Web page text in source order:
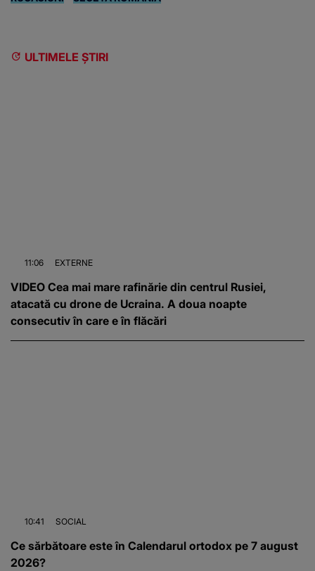
ULTIMELE ȘTIRI
11:06 EXTERNE
VIDEO Cea mai mare rafinărie din centrul Rusiei,
atacată cu drone de Ucraina. A doua noapte
consecutiv în care e în flăcări
10:41 SOCIAL
Ce sărbătoare este în Calendarul ortodox pe 7 august
2026?